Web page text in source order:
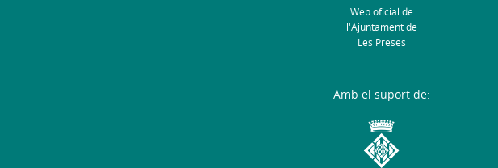
Web oficial de
l'Ajuntament de
Les Preses
Amb el suport de: